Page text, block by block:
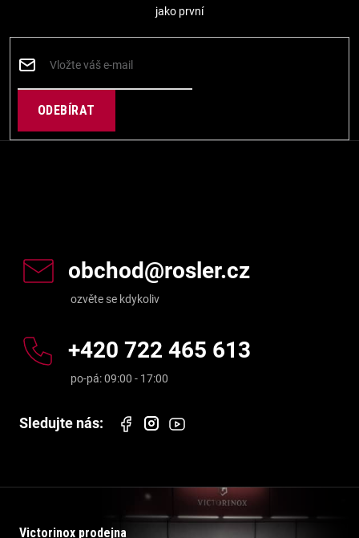
jako první
PŘIHLÁSIT
obchod@rosler.cz
+420 722 465 613
Victorinox prodejna